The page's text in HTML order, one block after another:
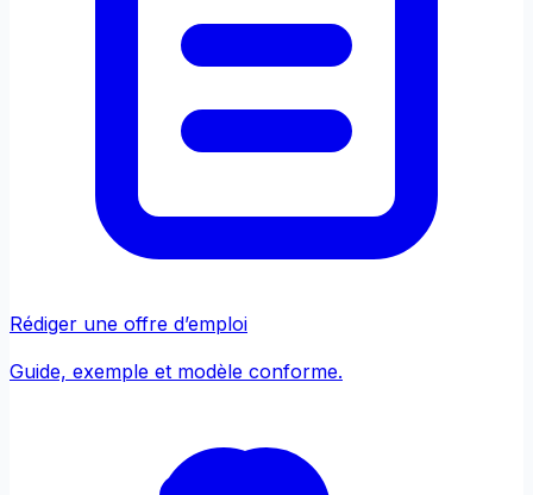
Rédiger une offre d’emploi
Guide, exemple et modèle conforme.